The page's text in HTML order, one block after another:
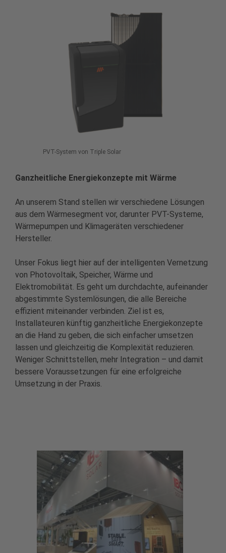
PVT-System von Triple Solar
Ganzheitliche Energiekonzepte mit Wärme
An unserem Stand stellen wir verschiedene Lösungen
aus dem Wärmesegment vor, darunter PVT-Systeme,
Wärmepumpen und Klimageräten verschiedener
Hersteller.
Unser Fokus liegt hier auf der intelligenten Vernetzung
von Photovoltaik, Speicher, Wärme und
Elektromobilität. Es geht um durchdachte, aufeinander
abgestimmte Systemlösungen, die alle Bereiche
effizient miteinander verbinden. Ziel ist es,
Installateuren künftig ganzheitliche Energiekonzepte
an die Hand zu geben, die sich einfacher umsetzen
lassen und gleichzeitig die Komplexität reduzieren.
Weniger Schnittstellen, mehr Integration – und damit
bessere Voraussetzungen für eine erfolgreiche
Umsetzung in der Praxis.